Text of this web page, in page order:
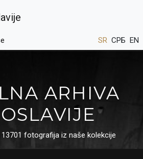
SR СРБ EN
ARHIVA
fotografija iz naše kolekcije